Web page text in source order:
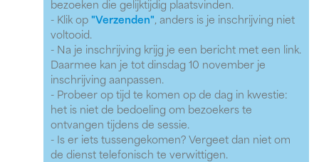
bezoeken die gelijktijdig plaatsvinden.
- Klik op "Verzenden", anders is je inschrijving niet
voltooid.
- Na je inschrijving krijg je een bericht met een link.
Daarmee kan je tot dinsdag 10 november je
inschrijving aanpassen.
- Probeer op tijd te komen op de dag in kwestie:
het is niet de bedoeling om bezoekers te
ontvangen tijdens de sessie.
- Is er iets tussengekomen? Vergeet dan niet om
de dienst telefonisch te verwittigen.